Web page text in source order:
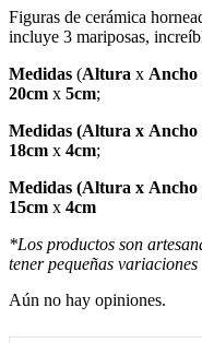
Figuras de cerámica
incluye 3 mariposas,
Medidas (Altura x Ancho
20cm x 5cm;
Medidas (Altura x Ancho
18cm x 4cm;
Medidas (Altura x Ancho
15cm x 4cm
*Los productos son
tener pequeñas variaciones
Aún no hay opiniones.